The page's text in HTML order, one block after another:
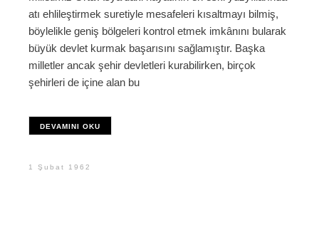
atı ehlileştirmek suretiyle mesafeleri kısaltmayı bilmiş,
böylelikle geniş bölgeleri kontrol etmek imkânını bularak
büyük devlet kurmak başarısını sağlamıştır. Başka
milletler ancak şehir devletleri kurabilirken, birçok
şehirleri de içine alan bu
DEVAMINI OKU
1 Şubat 1962